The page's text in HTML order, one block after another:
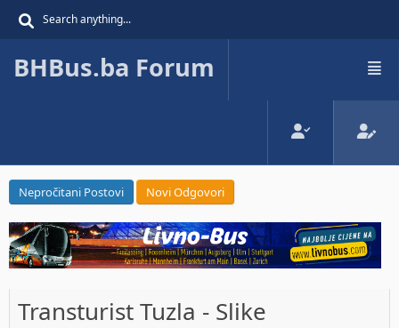
BHBus.ba Forum
Nepročitani Postovi Novi Odgovori
Transturist Tuzla - Slike